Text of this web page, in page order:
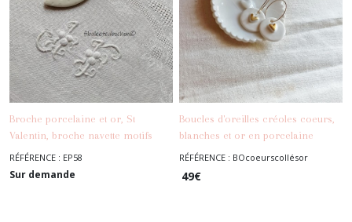
Broche porcelaine et or, St
Valentin, broche navette motifs
coeurs, broche minimaliste
RÉFÉRENCE : EP58
Sur demande
Boucles d'oreilles créoles coeurs,
blanches et or en porcelaine
Boucles D'oreilles
RÉFÉRENCE : BOcoeurscollésor
49€